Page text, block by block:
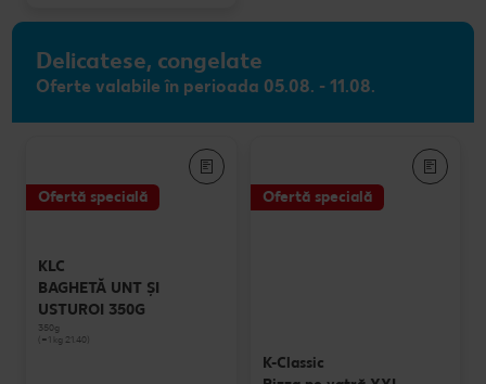
Delicatese, congelate
Oferte valabile în perioada 05.08. - 11.08.
Ofertă specială
KLC
BAGHETĂ UNT ȘI
USTUROI 350G
350g
(=1 kg 21.40)
Ofertă specială
K-Classic